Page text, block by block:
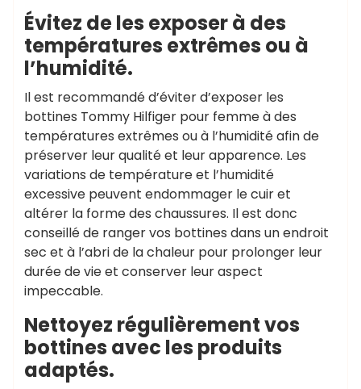
Évitez de les exposer à des
températures extrêmes ou à
l’humidité.
Il est recommandé d’éviter d’exposer les
bottines Tommy Hilfiger pour femme à des
températures extrêmes ou à l’humidité afin de
préserver leur qualité et leur apparence. Les
variations de température et l’humidité
excessive peuvent endommager le cuir et
altérer la forme des chaussures. Il est donc
conseillé de ranger vos bottines dans un endroit
sec et à l’abri de la chaleur pour prolonger leur
durée de vie et conserver leur aspect
impeccable.
Nettoyez régulièrement vos
bottines avec les produits
adaptés.